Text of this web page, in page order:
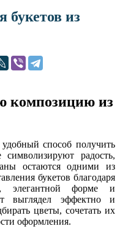
букетов из
композицию из
способ получить
радость,
остаются одними из
букетов благодаря
элегантной форме и
выглядел эффектно и
цветы, сочетать их
оформления.